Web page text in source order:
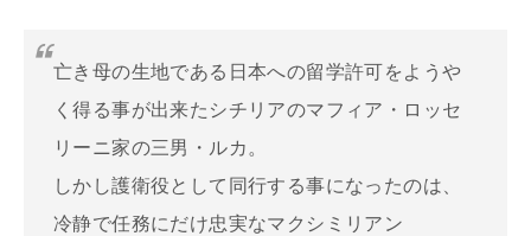
亡き母の生地である日本への留学許可をようや
く得る事が出来たシチリアのマフィア・ロッセ
リーニ家の三男・ルカ。
しかし護衛役として同行する事になったのは、
冷静で任務にだけ忠実なマクシミリアン